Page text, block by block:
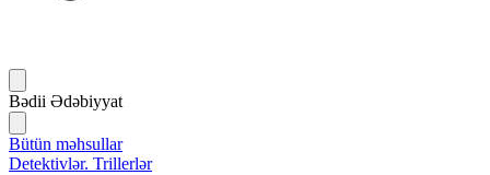
Bədii Ədəbiyyat
Bütün məhsullar
Detektivlər. Trillerlər